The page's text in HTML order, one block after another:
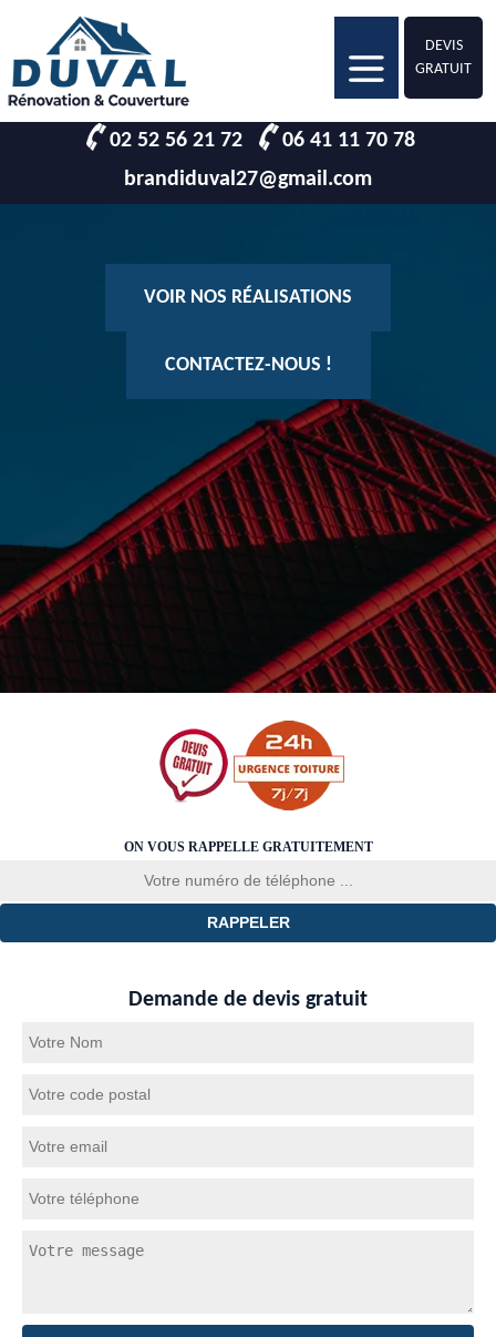
DEVIS
GRATUIT
02 52 56 21 72
06 41 11 70 78
brandiduval27@gmail.com
VOIR NOS RÉALISATIONS
CONTACTEZ-NOUS !
ON VOUS RAPPELLE GRATUITEMENT
Demande de devis gratuit